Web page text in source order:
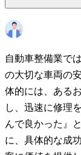
自動車整備業で
の大切な車両の
体的には、ある
し、迅速に修理
んで良かった』
に、具体的な成